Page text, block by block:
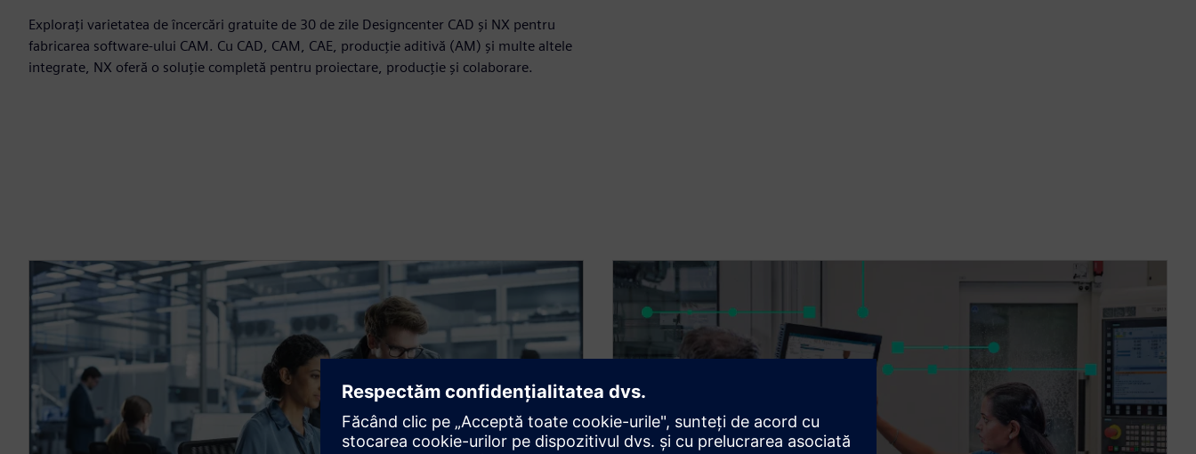
Explorați varietatea de încercări gratuite de 30 de zile Designcenter CAD și NX pentru
fabricarea software-ului CAM. Cu CAD, CAM, CAE, producție aditivă (AM) și multe altele
integrate, NX oferă o soluție completă pentru proiectare, producție și colaborare.